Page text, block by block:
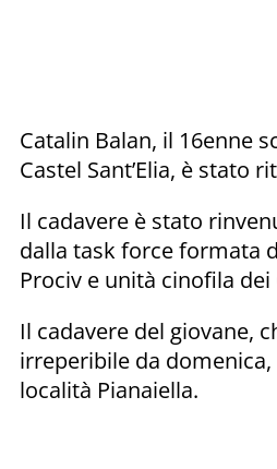
Catalin Balan, il 16enne
Castel Sant’Elia, è stato
Il cadavere è stato
dalla task force formata
Prociv e unità cinofila
Il cadavere del giovane,
irreperibile da
località Pianaiella.